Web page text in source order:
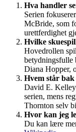
Hva handler
Serien
McBride, som
urettferdighet
Hvilke
Hovedrollen
betydningsfulle
Diana Hopper,
Hvem står
David E. Kelley
serien, mens
Thornton selv
Hvor kan jeg
Du kan lære